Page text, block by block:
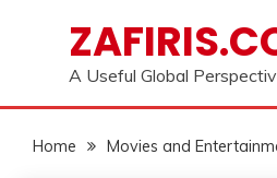
A Useful Global
Home Movies and